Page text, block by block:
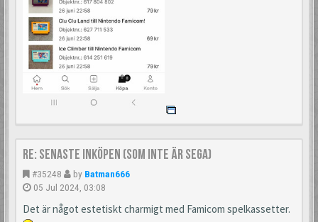
Re: Senaste inköpen (som inte är Sega)
#35248 by Batman666
05 Jul 2024, 03:08
Det är något estetiskt charmigt med Famicom spelkassetter.